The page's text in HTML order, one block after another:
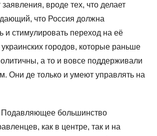
вроде тех, что делает
что Россия должна
и стимулировать переход на её
городов, которые раньше
а то и вовсе поддерживали
Они де только и умеют управлять на
Подавляющее большинство
как в центре, так и на